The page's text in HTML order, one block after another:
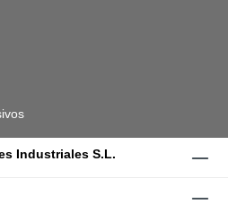
Industriales S.L.